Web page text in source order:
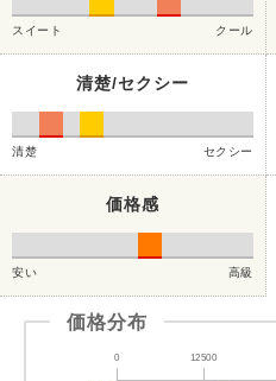
スイート クール
清楚/セクシー
清楚 セクシー
価格感
安い 高級
価格分布
0 12500